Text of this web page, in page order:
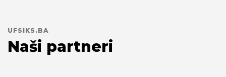
UFSIKS.BA
Naši partneri